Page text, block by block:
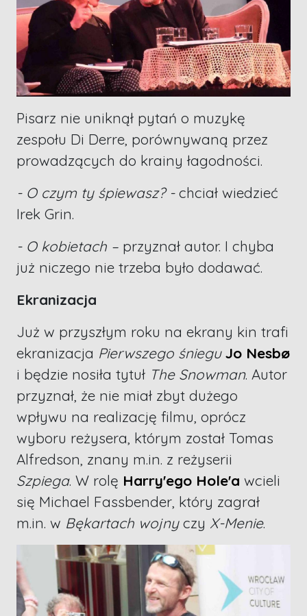
Pisarz nie uniknął pytań o muzykę
zespołu Di Derre, porównywaną przez
prowadzących do krainy łagodności.
- O czym ty śpiewasz? -chciał wiedzieć
Irek Grin.
- O kobietach – przyznał autor. I chyba
już niczego nie trzeba było dodawać.
Ekranizacja
Już w przyszłym roku na ekrany kin trafi
ekranizacja Pierwszego śniegu Jo Nesbø
i będzie nosiła tytuł The Snowman. Autor
przyznał, że nie miał zbyt dużego
wpływu na realizację filmu, oprócz
wyboru reżysera, którym został Tomas
Alfredson, znany m.in. z reżyserii
Szpiega. W rolę Harry'ego Hole'a wcieli
się Michael Fassbender, który zagrał
m.in. w Bękartach wojnyczy X-Menie.